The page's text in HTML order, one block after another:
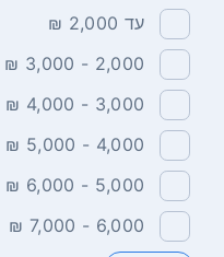
עד 2,000 ₪
2,000 - 3,000 ₪
3,000 - 4,000 ₪
4,000 - 5,000 ₪
5,000 - 6,000 ₪
6,000 - 7,000 ₪